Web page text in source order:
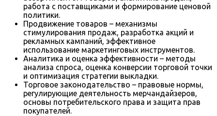
работа с поставщиками и формирование ценовой
политики.
Продвижение товаров – механизмы
стимулирования продаж, разработка акций и
рекламных кампаний, эффективное
использование маркетинговых инструментов.
Аналитика и оценка эффективности – методы
анализа спроса, оценка конверсии торговой точки
и оптимизация стратегии выкладки.
Торговое законодательство – правовые нормы,
регулирующие деятельность мерчандайзеров,
основы потребительского права и защита прав
покупателей.